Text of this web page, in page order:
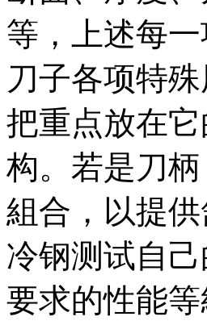
等，上述每
刀子各项特
把重点放在
构。若是刀
組合，以提
冷钢测试自
要求的性能